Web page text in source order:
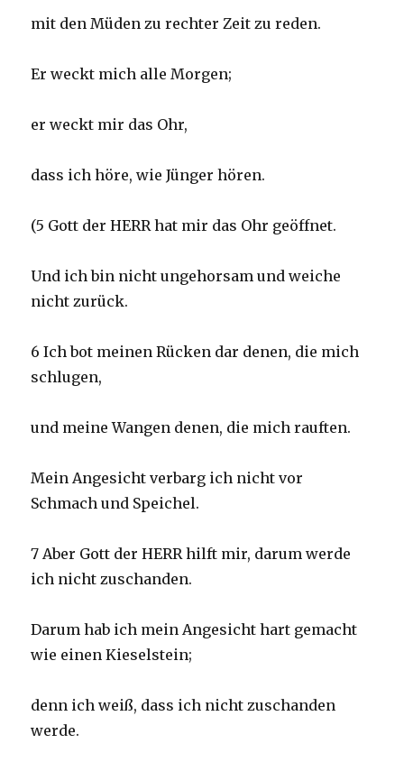
mit den Müden zu rechter Zeit zu reden.
Er weckt mich alle Morgen;
er weckt mir das Ohr,
dass ich höre, wie Jünger hören.
(5 Gott der HERR hat mir das Ohr geöffnet.
Und ich bin nicht ungehorsam und weiche
nicht zurück.
6 Ich bot meinen Rücken dar denen, die mich
schlugen,
und meine Wangen denen, die mich rauften.
Mein Angesicht verbarg ich nicht vor
Schmach und Speichel.
7 Aber Gott der HERR hilft mir, darum werde
ich nicht zuschanden.
Darum hab ich mein Angesicht hart gemacht
wie einen Kieselstein;
denn ich weiß, dass ich nicht zuschanden
werde.